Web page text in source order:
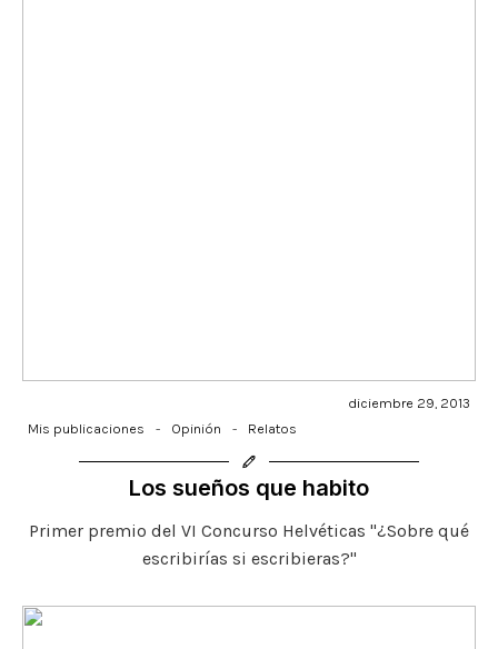
diciembre 29, 2013
Mis publicaciones
- Opinión - Relatos
Los sueños que habito
Primer premio del VI Concurso Helvéticas "¿Sobre qué
escribirías si escribieras?"